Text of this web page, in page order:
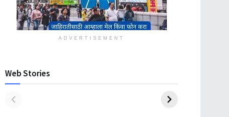
ADVERTISEMENT
Web Stories